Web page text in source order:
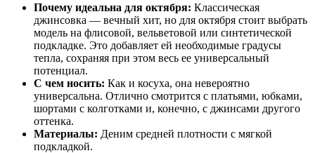
Почему идеальна для октября: Классическая
джинсовка — вечный хит, но для октября стоит выбрать
модель на флисовой, вельветовой или синтетической
подкладке. Это добавляет ей необходимые градусы
тепла, сохраняя при этом весь ее универсальный
потенциал.
С чем носить: Как и косуха, она невероятно
универсальна. Отлично смотрится с платьями, юбками,
шортами с колготками и, конечно, с джинсами другого
оттенка.
Материалы: Деним средней плотности с мягкой
подкладкой.